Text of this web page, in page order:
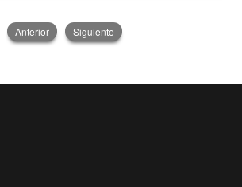
Anterior Siguiente